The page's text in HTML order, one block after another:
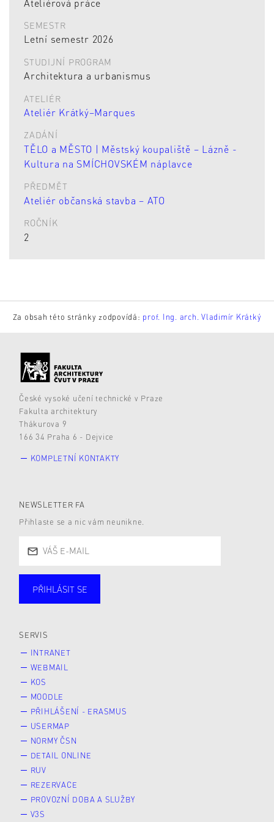
SEMESTR
Letní semestr 2026
STUDIJNÍ PROGRAM
Architektura a urbanismus
ATELIÉR
Ateliér Krátký–Marques
ZADÁNÍ
TĚLO a MĚSTO | Městský koupaliště – Lázně -
Kultura na SMÍCHOVSKÉM náplavce
PŘEDMĚT
Ateliér občanská stavba – ATO
ROČNÍK
2
Za obsah této stránky zodpovídá: prof. Ing. arch. Vladimír Krátký
České vysoké učení technické v Praze
Fakulta architektury
Thákurova 9
166 34 Praha 6 - Dejvice
KOMPLETNÍ KONTAKTY
NEWSLETTER FA
Přihlaste se a nic vám neunikne.
PŘIHLÁSIT SE
SERVIS
INTRANET
WEBMAIL
KOS
MOODLE
PŘIHLÁŠENÍ - ERASMUS
USERMAP
NORMY ČSN
DETAIL ONLINE
RUV
REZERVACE
PROVOZNÍ DOBA A SLUŽBY
V3S